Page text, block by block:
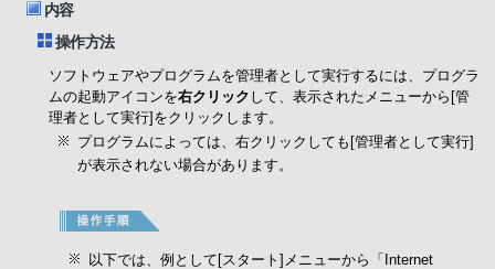
内容
操作方法
ソフトウェアやプログラムを管理者として実行するには、プログラ
ムの起動アイコンを右クリック して、表示されたメニューから[管
理者として実行]をクリックします。
プログラムによっては、右クリックしても[管理者として実行]
が表示されない場合があります。
以下では、例として[スタート]メニューから「Internet